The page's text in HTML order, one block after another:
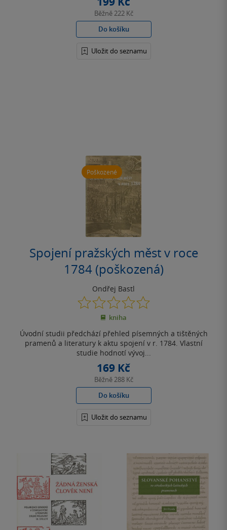
Běžně222 Kč
Do košíku
Uložit do seznamu
Poškozené
Spojení pražských měst v roce
1784 (poškozená)
Ondřej Bastl
0.0
z
5
kniha
Úvodní studii předchází přehled písemných a tištěných
pramenů a literatury k aktu spojení v r. 1784. Vlastní
studie hodnotí vývoj...
169 Kč
Běžně288 Kč
Do košíku
Uložit do seznamu